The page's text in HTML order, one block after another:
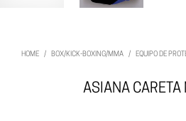
HOME / BOX/KICK-BOXING/MMA / EQUIPO DE
ASIANA CARETA